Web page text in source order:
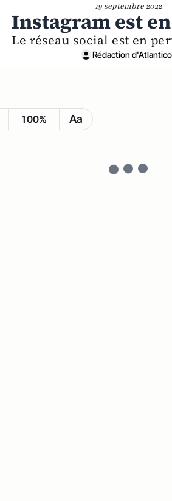
19 septembre 2022
Instagram est
Le réseau social est en
Rédaction d'Atlantico
100% Aa